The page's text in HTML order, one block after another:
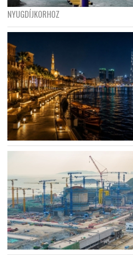
NYUGDÍJKORHOZ